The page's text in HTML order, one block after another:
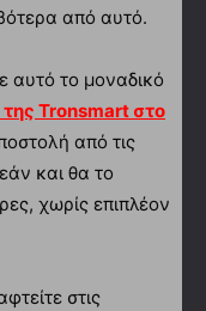
από αυτό.
αυτό το μοναδικό
Tronsmart στο
από τις
και θα το
χωρίς επιπλέον
στις